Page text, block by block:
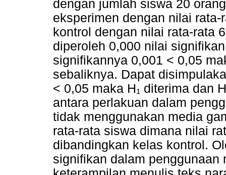
dengan jumlah siswa 20
eksperimen dengan nilai
kontrol dengan nilai rata-rata
diperoleh 0,000 nilai
signifikannya 0,001 < 0,05
sebaliknya. Dapat
< 0,05 maka H₁ diterima dan
antara perlakuan dalam
tidak menggunakan media
rata-rata siswa dimana nilai
dibandingkan kelas kontrol.
signifikan dalam penggunaan